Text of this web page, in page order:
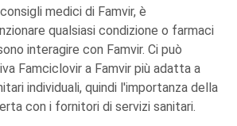
medici di Famvir, è
qualsiasi condizione o farmaci
interagire con Famvir. Ci può
Famciclovir a Famvir più adatta a
individuali, quindi l'importanza della
con i fornitori di servizi sanitari.